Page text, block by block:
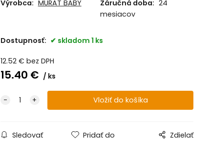
Výrobca: MURAT BABY Záručná doba: 24
mesiacov
Dostupnosť: skladom 1 ks
12.52€ bez DPH
15.40 € ks
Sledovať
Pridať do
Zdielať